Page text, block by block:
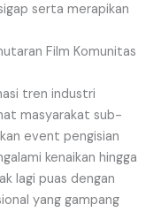
serta merapikan
Film Komunitas
tren industri
masyarakat sub-
event pengisian
kenaikan hingga
lagi puas dengan
yang gampang